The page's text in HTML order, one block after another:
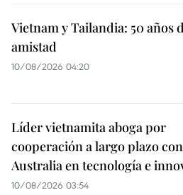
Vietnam y Tailandia: 50 años
amistad
10/08/2026 04:20
Líder vietnamita aboga por
cooperación a largo plazo con
Australia en tecnología e
10/08/2026 03:54